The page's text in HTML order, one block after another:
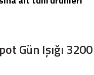
Gün Işığı